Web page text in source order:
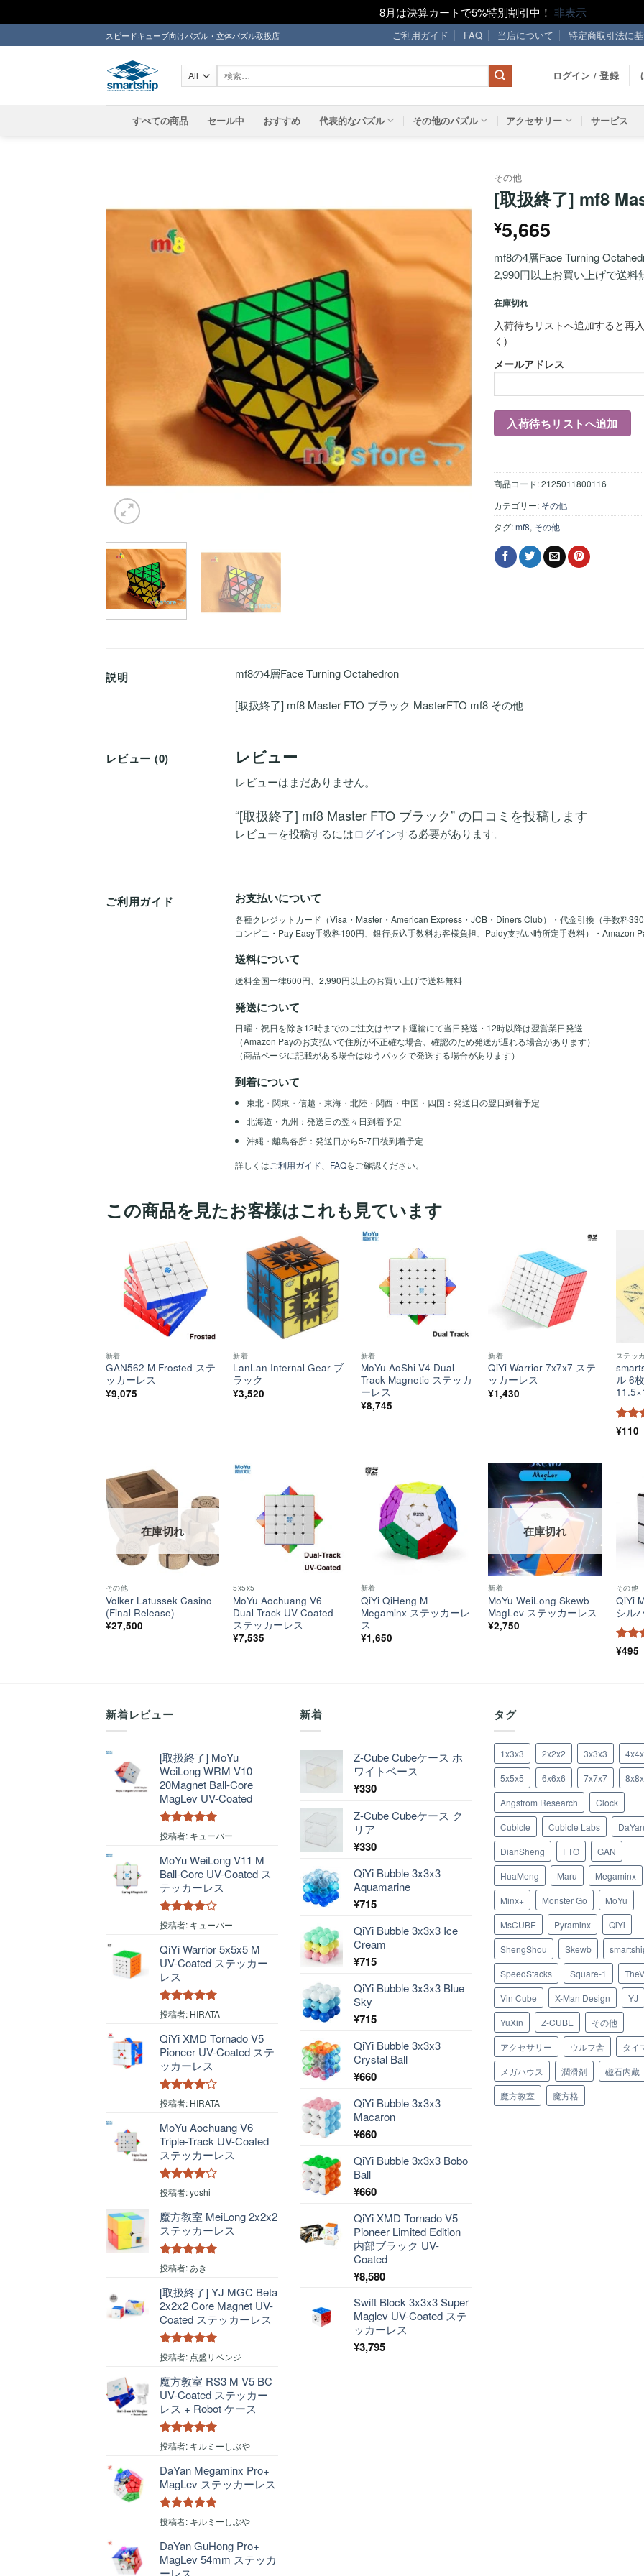
8月は決算カートで5%特別割引中！ 非表示
to
スピードキューブ向けパズル・立体パズル取扱店 ご利用ガイド FAQ 当店について 特定商取引法に
象:
ログイン / 登録
すべての商品 セール中 おすすめ 代表的なパズル その他のパズル アクセサリー サービス
ほし
い！
その他
[取扱終了] mf8
¥5,665
mf8の4層Face Turning
2,990円以上お買い上げで送料
在庫切れ
入荷待ちリストへ追加すると再
く)
メールアドレス
商品コード:2125011800116
カテゴリー: その他
タグ:mf8, その他
説明 mf8の4層Face Turning Octahedron
[取扱終了] mf8 Master FTO ブラック MasterFTO mf8 その他
レビュー (0) レビュー
レビューはまだありません。
“[取扱終了] mf8 Master FTO ブラック” の口コミを投稿します
レビューを投稿するにはログインする必要があります。
ご利用ガイド お支払いについて
各種クレジットカード（Visa・Master・American Express・JCB・Diners Club）・代金引換（手数料
コンビニ・Pay Easy手数料190円、銀行振込手数料お客様負担、Paidy支払い時所定手数料）・Amazon
送料について
送料全国一律600円、2,990円以上のお買い上げで送料無料
発送について
日曜・祝日を除き12時までのご注文はヤマト運輸にて当日発送・12時以降は翌営業日発送
（Amazon Payのお支払いで住所が不正確な場合、確認のため発送が遅れる場合があります）
（商品ページに記載がある場合はゆうパックで発送する場合があります）
到着について
東北・関東・信越・東海・北陸・関西・中国・四国：発送日の翌日到着予定
北海道・九州：発送日の翌々日到着予定
沖縄・離島各所：発送日から5-7日後到着予定
詳しくはご利用ガイド FAQをご確認ください。
この商品を見たお客様はこれも見ています
ほし
い！
新着
GAN562 M Frosted ステ
ッカーレス
¥9,075
ほし
い！
新着
LanLan Internal Gear ブ
ラック
¥3,520
い！
新着
MoYu AoShi V4 Dual
Track Magnetic ステッカ
ーレス
¥8,745
ほし
い！
新着
QiYi Warrior 7x7x7 ステ
ッカーレス
¥1,430
ステッ
ル 6
5段階
¥110
ほし
い！
在庫切れ
その他
Volker Latussek Casino
(Final Release)
¥27,500
5x5x5
MoYu Aochuang V6
Dual-Track UV-Coated
ステッカーレス
¥7,535
ほし
い！
新着
QiYi QiHeng M
Megaminx ステッカーレ
ス
¥1,650
ほし
い！
在庫切れ
新着
MoYu WeiLong Skewb
MagLev ステッカーレス
¥2,750
その他
QiYi
シル
5段階
¥495
新着レビュー
[取扱終了] MoYu
WeiLong WRM V10
20Magnet Ball-Core
MagLev UV-Coated
5段階中 5 の
投稿者: キューバー
MoYu WeiLong V11 M
Ball-Core UV-Coated ス
テッカーレス
5段階中 4
投稿者: キューバー
QiYi Warrior 5x5x5 M
UV-Coated ステッカー
レス
5段階中5の
投稿者: HIRATA
QiYi XMD Tornado V5
Pioneer UV-Coated ステ
ッカーレス
5段階中4
投稿者: HIRATA
MoYu Aochuang V6
Triple-Track UV-Coated
ステッカーレス
5段階中4
の評価
投稿者: yoshi
魔方教室 MeiLong 2x2x2
ステッカーレス
5段階中 5
投稿者: あき
[取扱終了] YJ MGC Beta
2x2x2 Core Magnet UV-
Coated ステッカーレス
5段階中5の
投稿者: 点盛リベンジ
魔方教室 RS3 M V5 BC
UV-Coated ステッカー
レス + Robot ケース
5段階中 5 の
投稿者: キルミーしぶや
DaYan Megaminx Pro+
MagLev ステッカーレス
5段階中 5 の
投稿者: キルミーしぶや
DaYan GuHong Pro+
MagLev 54mm ステッカ
ーレス
新着
Z-Cube Cubeケース ホ
ワイトベース
¥330
Z-Cube Cubeケース ク
リア
¥330
QiYi Bubble 3x3x3
Aquamarine
¥715
QiYi Bubble 3x3x3 Ice
Cream
¥715
QiYi Bubble 3x3x3 Blue
Sky
¥715
QiYi Bubble 3x3x3
Crystal Ball
¥660
QiYi Bubble 3x3x3
Macaron
¥660
QiYi Bubble 3x3x3 Bobo
Ball
¥660
QiYi XMD Tornado V5
Pioneer Limited Edition
内部ブラック UV-
Coated
¥8,580
Swift Block 3x3x3 Super
Maglev UV-Coated ステ
ッカーレス
¥3,795
タグ
1x3x3 2x2x2 3x3x3
5x5x5
6x6x6 7x7x7
Angstrom Research
Clock
Cubicle
Cubicle Labs
DaYan
DianSheng
FTO
GAN
HuaMeng
Maru
Megaminx
Minx+
Monster Go
MoYu
MsCUBE
Pyraminx
QiYi
ShengShou
Skewb
SpeedStacks
Square-1
Vin Cube
X-Man Design
YJ
YuXin
Z-CUBE
その他
アクセサリー
ウルフ舎
タイ
メガハウス
潤滑剤
磁石内蔵
魔方教室
魔方格